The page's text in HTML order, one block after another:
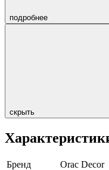
подробнее
скрыть
Бренд
Orac Decor